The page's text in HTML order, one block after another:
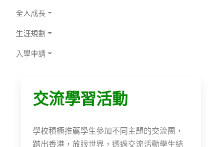
全人成長
生涯規劃
入學申請
交流學習活動
學校積極推薦學生參加不同主題的交流團，
踏出香港，放眼世界，透過交流活動學生結